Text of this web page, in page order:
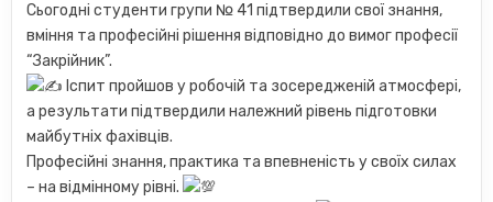
Сьогодні студенти групи № 41 підтвердили свої знання,
вміння та професійні рішення відповідно до вимог професії
“Закрійник”.
Іспит пройшов у робочій та зосередженій атмосфері,
а результати підтвердили належний рівень підготовки
майбутніх фахівців.
Професійні знання, практика та впевненість у своїх силах
– на відмінному рівні.